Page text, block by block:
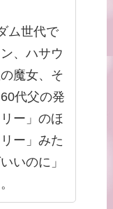
ム世代で
、ハサウ
魔女、そ
代父の発
ー」のほ
ー」みた
いのに」